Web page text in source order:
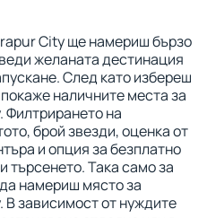
City ще намериш бързо
желаната дестинация
След като избереш
наличните места за
Филтрирането на
брой звезди, оценка от
и опция за безплатно
търсенето. Така само за
намериш място за
зависимост от нуждите